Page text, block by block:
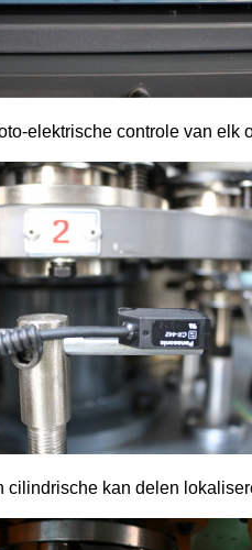
elektrische controle van elk
cilindrische kan delen